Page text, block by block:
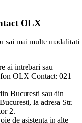
OLX
sai mai multe modalitati
ai intrebari sau
OLX Contact: 021
Bucuresti sau din
la adresa Str.
2.
de asistenta in alte